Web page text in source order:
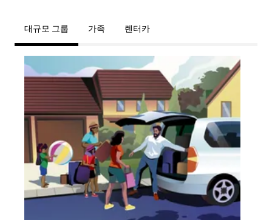
대규모 그룹 가족 렌터카